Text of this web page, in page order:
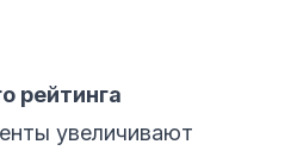
рейтинга
увеличивают